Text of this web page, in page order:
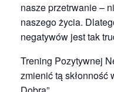
nasze przetrwanie –
naszego życia.
negatywów jest tak
Trening Pozytywnej
zmienić tą skłonność